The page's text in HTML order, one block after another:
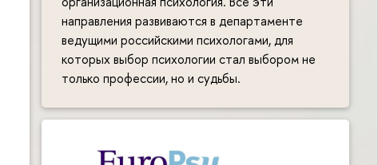
направления развиваются в департаменте
ведущими российскими психологами, для
которых выбор психологии стал выбором не
только профессии, но и судьбы.